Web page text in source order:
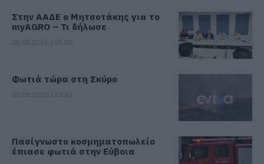
Στην ΑΑΔΕ ο Μητσοτάκης για το
myAGRO – Τι δήλωσε
Φωτιά τώρα στη Σκύρο
Πασίγνωστο κοσμηματοπωλείο
έπιασε φωτιά στην Εύβοια